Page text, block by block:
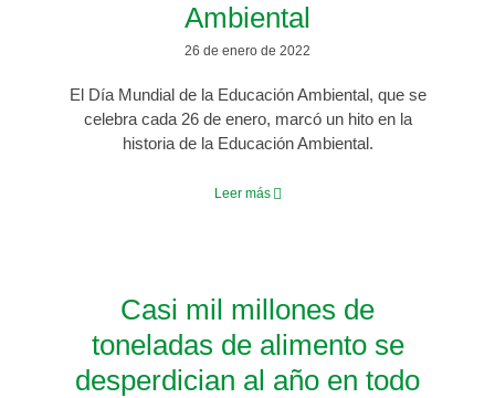
Ambiental
26 de enero de 2022
El Día Mundial de la Educación Ambiental, que se
celebra cada 26 de enero, marcó un hito en la
historia de la Educación Ambiental.
Leer más
Casi mil millones de
toneladas de alimento se
desperdician al año en todo